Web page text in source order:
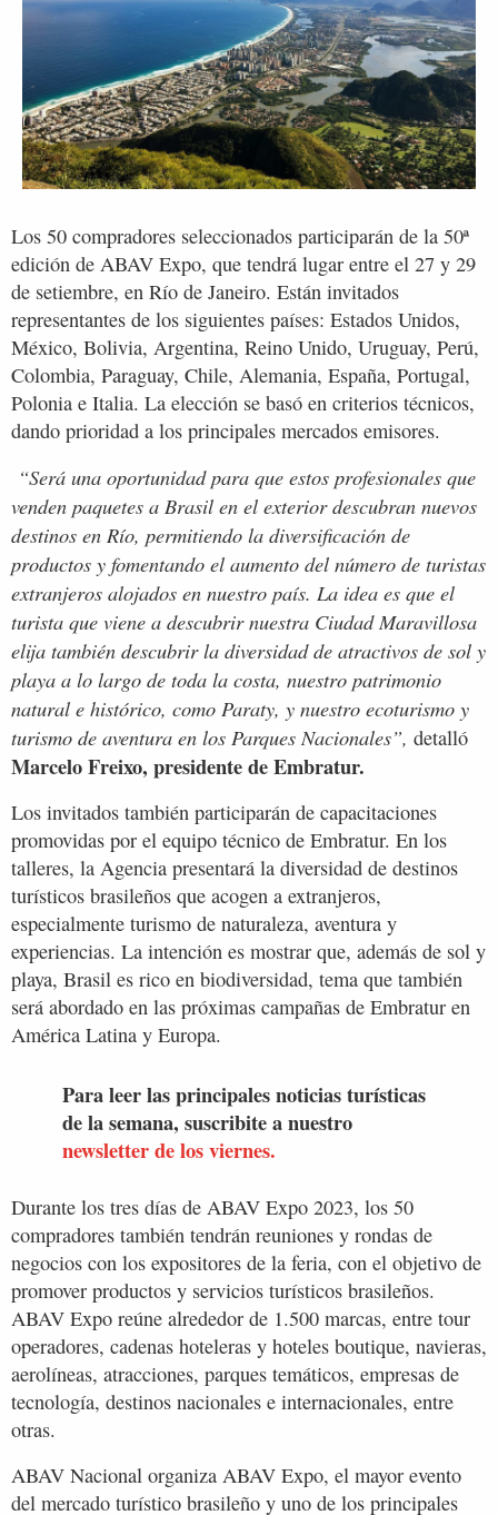
Los 50 compradores seleccionados participarán de la 50ª
edición de ABAV Expo, que tendrá lugar entre el 27 y 29
de setiembre, en Río de Janeiro. Están invitados
representantes de los siguientes países: Estados Unidos,
México, Bolivia, Argentina, Reino Unido, Uruguay, Perú,
Colombia, Paraguay, Chile, Alemania, España, Portugal,
Polonia e Italia. La elección se basó en criterios técnicos,
dando prioridad a los principales mercados emisores.
“Será una oportunidad para que estos profesionales que
venden paquetes a Brasil en el exterior descubran nuevos
destinos en Río, permitiendo la diversificación de
productos y fomentando el aumento del número de turistas
extranjeros alojados en nuestro país. La idea es que el
turista que viene a descubrir nuestra Ciudad Maravillosa
elija también descubrir la diversidad de atractivos de sol y
playa a lo largo de toda la costa, nuestro patrimonio
natural e histórico, como Paraty, y nuestro ecoturismo y
turismo de aventura en los Parques Nacionales”, detalló
Marcelo Freixo, presidente de Embratur.
Los invitados también participarán de capacitaciones
promovidas por el equipo técnico de Embratur. En los
talleres, la Agencia presentará la diversidad de destinos
turísticos brasileños que acogen a extranjeros,
especialmente turismo de naturaleza, aventura y
experiencias. La intención es mostrar que, además de sol y
playa, Brasil es rico en biodiversidad, tema que también
será abordado en las próximas campañas de Embratur en
América Latina y Europa.
Para leer las principales noticias turísticas
de la semana, suscribite a nuestro
newsletter de los viernes.
Durante los tres días de ABAV Expo 2023, los 50
compradores también tendrán reuniones y rondas de
negocios con los expositores de la feria, con el objetivo de
promover productos y servicios turísticos brasileños.
ABAV Expo reúne alrededor de 1.500 marcas, entre tour
operadores, cadenas hoteleras y hoteles boutique, navieras,
aerolíneas, atracciones, parques temáticos, empresas de
tecnología, destinos nacionales e internacionales, entre
otras.
ABAV Nacional organiza ABAV Expo, el mayor evento
del mercado turístico brasileño y uno de los principales